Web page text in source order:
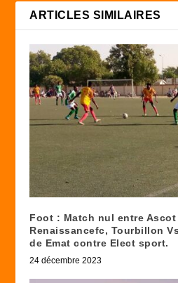
ARTICLES SIMILAIRES
Foot : Match nul entre Ascot
Renaissancefc, Tourbillon
de Emat contre Elect sport.
24 décembre 2023